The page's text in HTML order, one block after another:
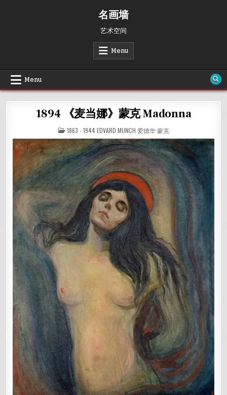
名画墙
艺术空间
Menu
Menu
1894 《麦当娜》蒙克 Madonna
POSTED
IN
1863 - 1944 EDVARD MUNCH 爱德华·蒙克